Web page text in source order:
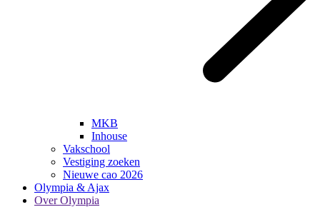
MKB
Inhouse
Vakschool
Vestiging zoeken
Nieuwe cao 2026
Olympia & Ajax
Over Olympia